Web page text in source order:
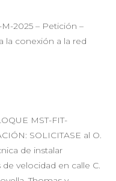
2025 – Petición –
la conexión a la red
MST-FIT-
SOLICITASE al O.
de instalar
velocidad en calle C.